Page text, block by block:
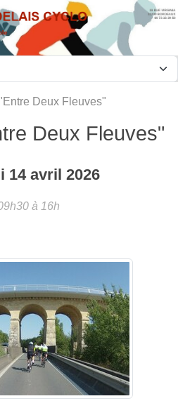
Deux Fleuves"
Deux Fleuves"
14 avril 2026
à 16h